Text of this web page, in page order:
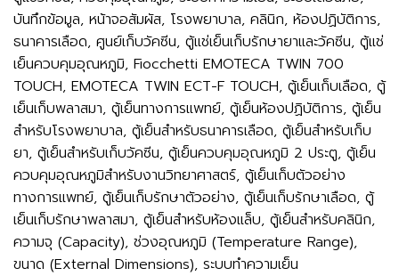
บันทึกข้อมูล, หน้าจอสัมผัส, โรงพยาบาล, คลินิก, ห้องปฏิบัติการ,
ธนาคารเลือด, ศูนย์เก็บวัคซีน, ตู้แช่เย็นเก็บรักษายาและวัคซีน, ตู้แช่
เย็นควบคุมอุณหภูมิ, Fiocchetti EMOTECA TWIN 700
TOUCH, EMOTECA TWIN ECT-F TOUCH, ตู้เย็นเก็บเลือด, ตู้
เย็นเก็บพลาสมา, ตู้เย็นทางการแพทย์, ตู้เย็นห้องปฏิบัติการ, ตู้เย็น
สำหรับโรงพยาบาล, ตู้เย็นสำหรับธนาคารเลือด, ตู้เย็นสำหรับเก็บ
ยา, ตู้เย็นสำหรับเก็บวัคซีน, ตู้เย็นควบคุมอุณหภูมิ 2 ประตู, ตู้เย็น
ควบคุมอุณหภูมิสำหรับงานวิทยาศาสตร์, ตู้เย็นเก็บตัวอย่าง
ทางการแพทย์, ตู้เย็นเก็บรักษาตัวอย่าง, ตู้เย็นเก็บรักษาเลือด, ตู้
เย็นเก็บรักษาพลาสมา, ตู้เย็นสำหรับห้องแล็บ, ตู้เย็นสำหรับคลินิก,
ความจุ (Capacity), ช่วงอุณหภูมิ (Temperature Range),
ขนาด (External Dimensions), ระบบทำความเย็น